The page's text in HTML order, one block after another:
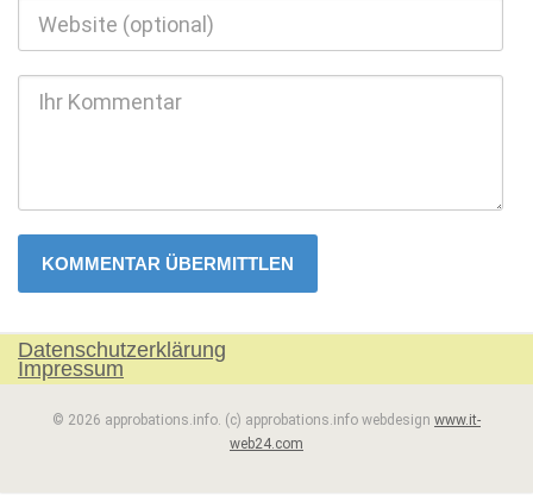
Datenschutzerklärung
Impressum
© 2026 approbations.info. (c) approbations.info webdesign www.it-
web24.com